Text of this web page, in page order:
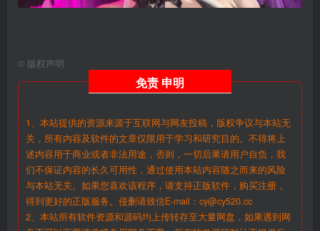
© 版权声明
免责 申明
1、本站提供的资源来源于互联网与网友投稿，版权争议与本站无
关，所有内容及软件的文章仅限用于学习和研究目的。不得将上
述内容用于商业或者非法用途，否则，一切后果请用户自负，我
们不保证内容的长久可用性，通过使用本站内容随之而来的风险
与本站无关。如果您喜欢该程序，请支持正版软件，购买注册，
得到更好的正版服务。侵删请致信E-mail：cy@cy520.cc
2、本站所有软件资源和源码均上传转存至大量网盘，如果遇到网